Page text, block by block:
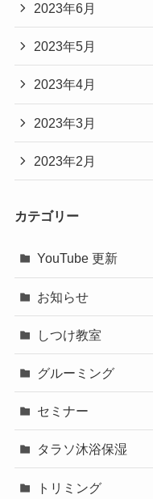
2023年6月
2023年5月
2023年4月
2023年3月
2023年2月
カテゴリー
YouTube 更新
お知らせ
しつけ教室
グルーミング
セミナー
タラソ沐浴保湿
トリミング